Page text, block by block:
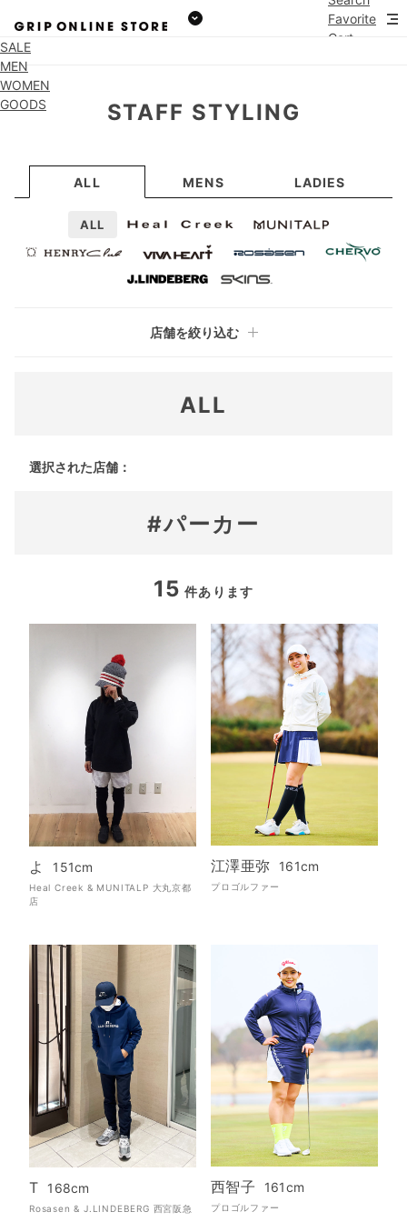
Favorite
Cart
SALE
MEN
WOMEN
GOODS
STAFF STYLING
ALL MENS LADIES
ALL
店舗を絞り込む
ALL
選択された店舗：
#パーカー
15 件あります
よ 151cm
Heal Creek & MUNITALP 大丸京都
店
江澤亜弥 161cm
プロゴルファー
T 168cm
Rosasen & J.LINDEBERG 西宮阪急
西智子 161cm
プロゴルファー